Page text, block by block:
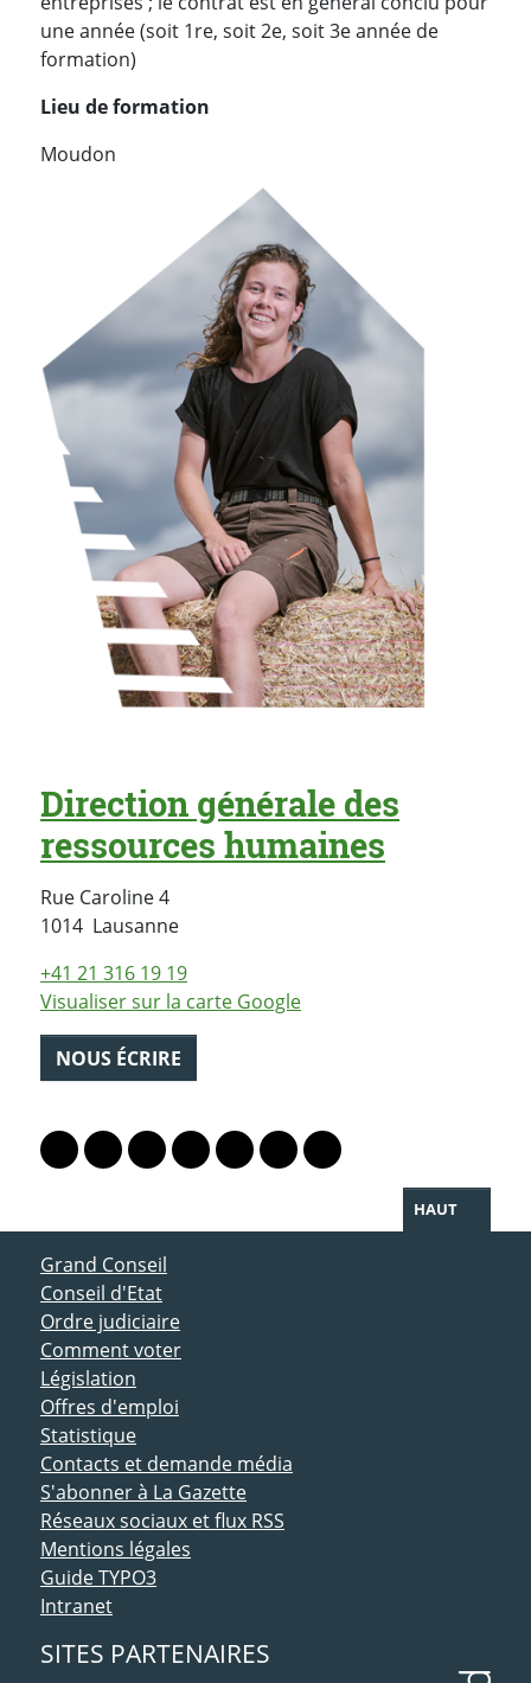
une année (soit 1re, soit 2e, soit 3e année de
formation)
Lieu de formation
Moudon
Direction générale des
ressources humaines
Rue Caroline 4
1014 LausanneSuisse
+41 21 316 19 19
Visualiser sur la carte Google
NOUS ÉCRIRE
Lien vers le profil Mastodon
Lien vers le profil Bluesky
Lien vers le profil Instagram
Lien vers le profil Linkedin
Lien vers le profil Facebook
Lien vers le profil Twitter
Partager par WhatsApp
HAUT
ACCÈS DIRECT
Grand Conseil
Conseil d'Etat
Ordre judiciaire
Comment voter
Législation
Offres d'emploi
Statistique
Contacts et demande média
S'abonner à La Gazette
Réseaux sociaux et flux RSS
Mentions légales
Guide TYPO3
Intranet
SITES PARTENAIRES